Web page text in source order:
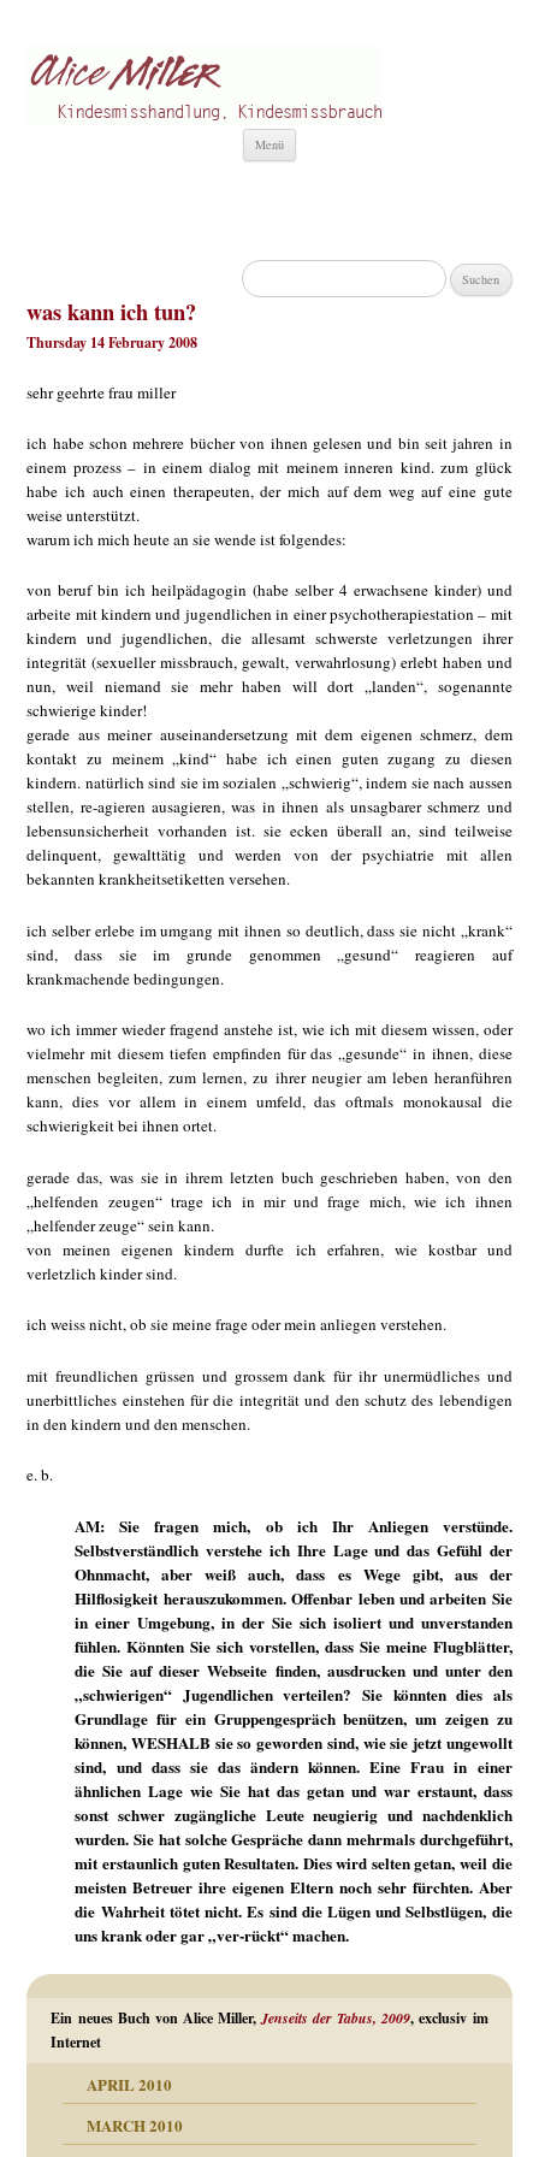
Menü
Suchen
nach:
was kann ich tun?
Thursday 14 February 2008
sehr geehrte frau miller
ich habe schon mehrere bücher von ihnen gelesen und bin seit jahren in
einem prozess – in einem dialog mit meinem inneren kind. zum glück
habe ich auch einen therapeuten, der mich auf dem weg auf eine gute
weise unterstützt.
warum ich mich heute an sie wende ist folgendes:
von beruf bin ich heilpädagogin (habe selber 4 erwachsene kinder) und
arbeite mit kindern und jugendlichen in einer psychotherapiestation – mit
kindern und jugendlichen, die allesamt schwerste verletzungen ihrer
integrität (sexueller missbrauch, gewalt, verwahrlosung) erlebt haben und
nun, weil niemand sie mehr haben will dort „landen“, sogenannte
schwierige kinder!
gerade aus meiner auseinandersetzung mit dem eigenen schmerz, dem
kontakt zu meinem „kind“ habe ich einen guten zugang zu diesen
kindern. natürlich sind sie im sozialen „schwierig“, indem sie nach aussen
stellen, re-agieren ausagieren, was in ihnen als unsagbarer schmerz und
lebensunsicherheit vorhanden ist. sie ecken überall an, sind teilweise
delinquent, gewalttätig und werden von der psychiatrie mit allen
bekannten krankheitsetiketten versehen.
ich selber erlebe im umgang mit ihnen so deutlich, dass sie nicht „krank“
sind, dass sie im grunde genommen „gesund“ reagieren auf
krankmachende bedingungen.
wo ich immer wieder fragend anstehe ist, wie ich mit diesem wissen, oder
vielmehr mit diesem tiefen empfinden für das „gesunde“ in ihnen, diese
menschen begleiten, zum lernen, zu ihrer neugier am leben heranführen
kann, dies vor allem in einem umfeld, das oftmals monokausal die
schwierigkeit bei ihnen ortet.
gerade das, was sie in ihrem letzten buch geschrieben haben, von den
„helfenden zeugen“ trage ich in mir und frage mich, wie ich ihnen
„helfender zeuge“ sein kann.
von meinen eigenen kindern durfte ich erfahren, wie kostbar und
verletzlich kinder sind.
ich weiss nicht, ob sie meine frage oder mein anliegen verstehen.
mit freundlichen grüssen und grossem dank für ihr unermüdliches und
unerbittliches einstehen für die integrität und den schutz des lebendigen
in den kindern und den menschen.
e. b.
AM: Sie fragen mich, ob ich Ihr Anliegen verstünde.
Selbstverständlich verstehe ich Ihre Lage und das Gefühl der
Ohnmacht, aber weiß auch, dass es Wege gibt, aus der
Hilflosigkeit herauszukommen. Offenbar leben und arbeiten Sie
in einer Umgebung, in der Sie sich isoliert und unverstanden
fühlen. Könnten Sie sich vorstellen, dass Sie meine Flugblätter,
die Sie auf dieser Webseite finden, ausdrucken und unter den
„schwierigen“ Jugendlichen verteilen? Sie könnten dies als
Grundlage für ein Gruppengespräch benützen, um zeigen zu
können, WESHALB sie so geworden sind, wie sie jetzt ungewollt
sind, und dass sie das ändern können. Eine Frau in einer
ähnlichen Lage wie Sie hat das getan und war erstaunt, dass
sonst schwer zugängliche Leute neugierig und nachdenklich
wurden. Sie hat solche Gespräche dann mehrmals durchgeführt,
mit erstaunlich guten Resultaten. Dies wird selten getan, weil die
meisten Betreuer ihre eigenen Eltern noch sehr fürchten. Aber
die Wahrheit tötet nicht. Es sind die Lügen und Selbstlügen, die
uns krank oder gar „ver-rückt“ machen.
Ein neues Buch von Alice Miller,Jenseits der Tabus, 2009, exclusiv im
Internet
APRIL 2010
MARCH 2010